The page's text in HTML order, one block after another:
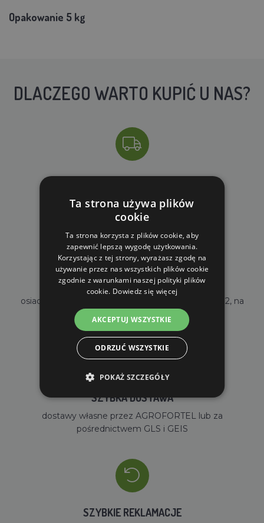
Opakowanie 5 kg
DLACZEGO WARTO KUPIĆ U NAS?
dla zamówień od 690 zł z VAT
WŁASNY MAGAZYN
osiadamy własny magazyn o powierzchni 2000m2, na
stanie mamy ponad 35000 sztuk towarów
SZYBKA DOSTAWA
dostawy własne przez AGROFORTEL lub za
pośrednictwem GLS i GEIS
SZYBKIE REKLAMACJE
Ta strona używa plików
cookie
Ta strona korzysta z plików cookie, aby
zapewnić lepszą wygodę użytkowania.
Korzystając z tej strony, wyrażasz zgodę na
używanie przez nas wszystkich plików cookie
zgodnie z warunkami naszej polityki plików
cookie. Dowiedz się więcej
AKCEPTUJ WSZYSTKIE
ODRZUĆ WSZYSTKIE
POKAŻ SZCZEGÓŁY